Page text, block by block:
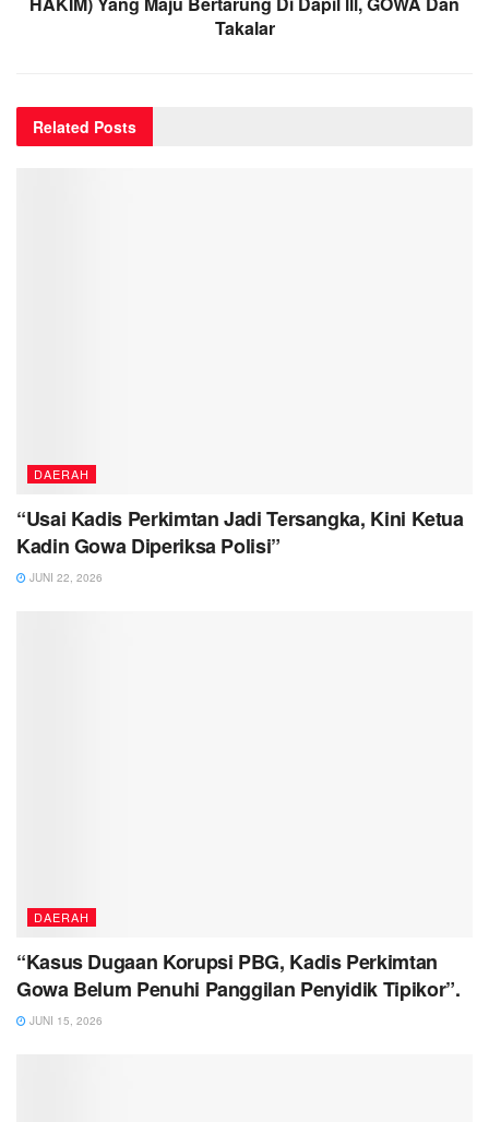
Takalar
Related Posts
DAERAH
“Usai Kadis Perkimtan Jadi Tersangka, Kini Ketua
Kadin Gowa Diperiksa Polisi”
JUNI 22, 2026
DAERAH
“Kasus Dugaan Korupsi PBG, Kadis Perkimtan
Gowa Belum Penuhi Panggilan Penyidik Tipikor”.
JUNI 15, 2026